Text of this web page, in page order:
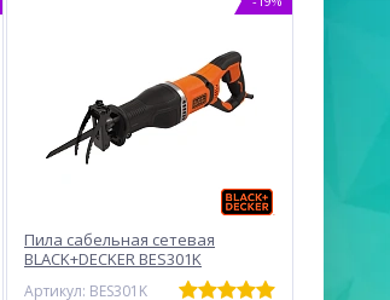
Пила сабельная сетевая
BLACK+DECKER BES301K
Артикул: BES301K